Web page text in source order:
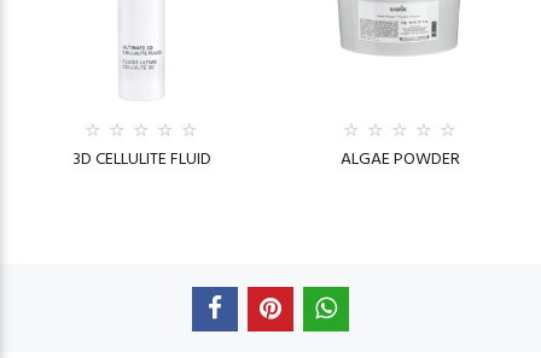
3D CELLULITE FLUID ALGAE POWDER